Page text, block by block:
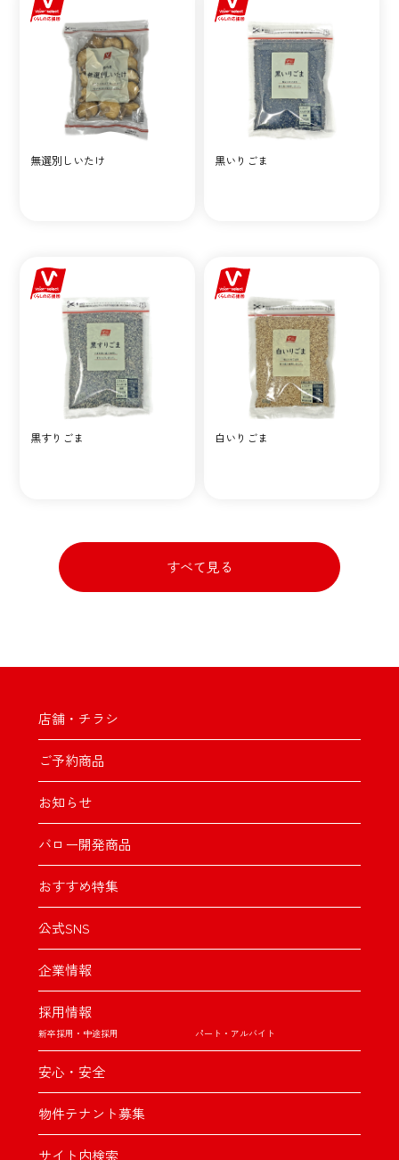
無選別しいたけ 黒いりごま
黒すりごま 白いりごま
すべて見る
店舗・チラシ
ご予約商品
お知らせ
バロー開発商品
おすすめ特集
公式SNS
企業情報
採用情報
新卒採用・中途採用 パート・アルバイト
安心・安全
物件テナント募集
サイト内検索